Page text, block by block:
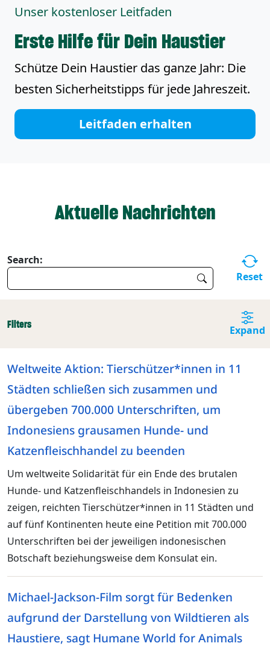
Unser kostenloser Leitfaden
Erste Hilfe für Dein Haustier
Schütze Dein Haustier das ganze Jahr: Die
besten Sicherheitstipps für jede Jahreszeit.
Leitfaden erhalten
Aktuelle Nachrichten
Search:
Reset
Filters Expand
Weltweite Aktion: Tierschützer*innen in 11
Städten schließen sich zusammen und
übergeben 700.000 Unterschriften, um
Indonesiens grausamen Hunde- und
Katzenfleischhandel zu beenden
Um weltweite Solidarität für ein Ende des brutalen
Hunde- und Katzenfleischhandels in Indonesien zu
zeigen, reichten Tierschützer*innen in 11 Städten und
auf fünf Kontinenten heute eine Petition mit 700.000
Unterschriften bei der jeweiligen indonesischen
Botschaft beziehungsweise dem Konsulat ein.
Michael-Jackson-Film sorgt für Bedenken
aufgrund der Darstellung von Wildtieren als
Haustiere, sagt Humane World for Animals